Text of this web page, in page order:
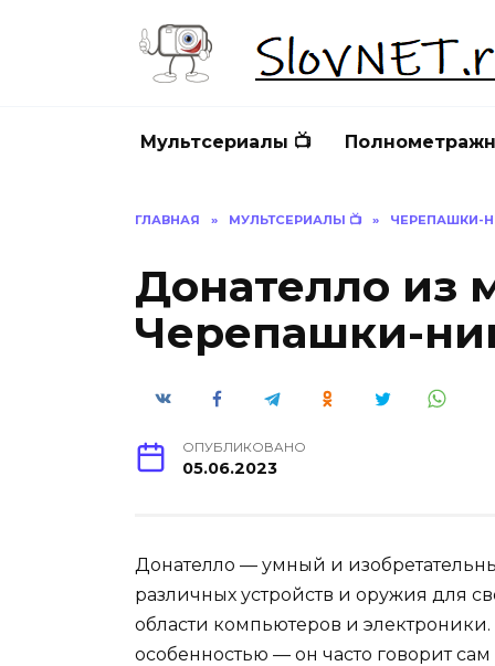
Мультсериалы 📺
ГЛАВНАЯ » МУЛЬТСЕРИАЛЫ 📺 » ЧЕРЕПАШКИ-
Донателло из
Черепашки-
ОПУБЛИКОВАНО
05.06.2023
Донателло — умный и
различных устройств и оружия для
области компьютеров и
особенностью — он часто говорит